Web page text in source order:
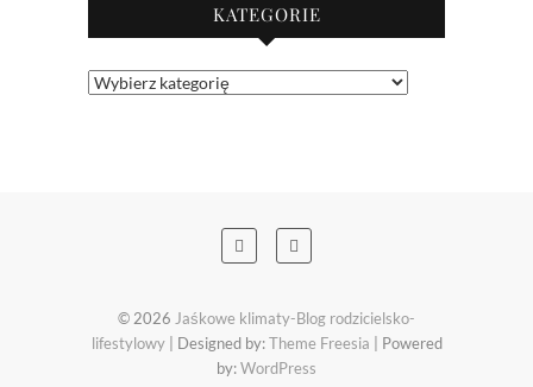
KATEGORIE
Kategorie
© 2026 Jaśkowe klimaty-Blog rodzicielsko-
lifestylowy| Designed by:Theme Freesia | Powered
by:WordPress